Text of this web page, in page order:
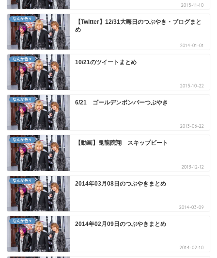
2015-11-10
なんか色々
【Twitter】12/31大晦日のつぶやき・ブログまと
め
2014-01-01
なんか色々 10/21のツイートまとめ
2015-10-22
なんか色々 6/21 ゴールデンボンバーつぶやき
2013-06-22
なんか色々 【動画】鬼龍院翔 スキップビート
2013-12-12
なんか色々 2014年03月08日のつぶやきまとめ
2014-03-09
なんか色々 2014年02月09日のつぶやきまとめ
2014-02-10